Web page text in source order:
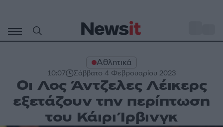
περιεχόμενο
Αθλητικά
10:07 Σάββατο 4 Φεβρουαρίου 2023
Οι Λος Άντζελες Λέικερς
εξετάζουν την περίπτωση
του Κάιρι Ίρβινγκ